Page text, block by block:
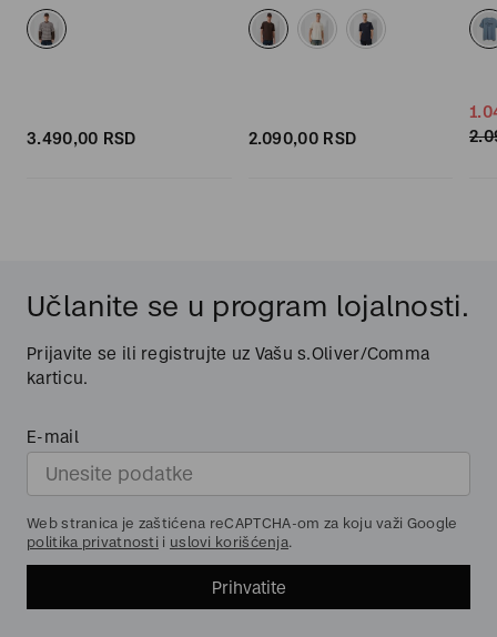
3.490,00 RSD 2.090,00 RSD
Učlanite se u program lojalnosti.
Prijavite se ili registrujte uz Vašu s.Oliver/Comma
karticu.
E-mail
Web stranica je zaštićena reCAPTCHA-om za koju važi Google
politika privatnosti i uslovi korišćenja.
Prihvatite